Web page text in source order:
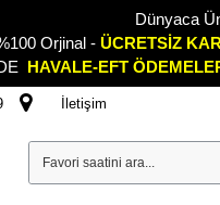
Dünyaca
Orjinal - ÜCRETSİZ
HAVALE-EFT
İletişim